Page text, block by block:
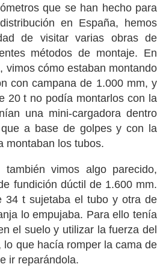
que se han hecho para
en España, hemos
de visitar varias obras de
métodos de montaje. En
vimos cómo estaban montando
con campana de 1.000 mm, y
20 t no podía montarlos con la
una mini-cargadora dentro
a base de golpes y con la
montaban los tubos.
vimos algo parecido,
fundición dúctil de 1.600 mm.
34 t sujetaba el tubo y otra de
lo empujaba. Para ello tenía
el suelo y utilizar la fuerza del
lo que hacía romper la cama de
ir reparándola.